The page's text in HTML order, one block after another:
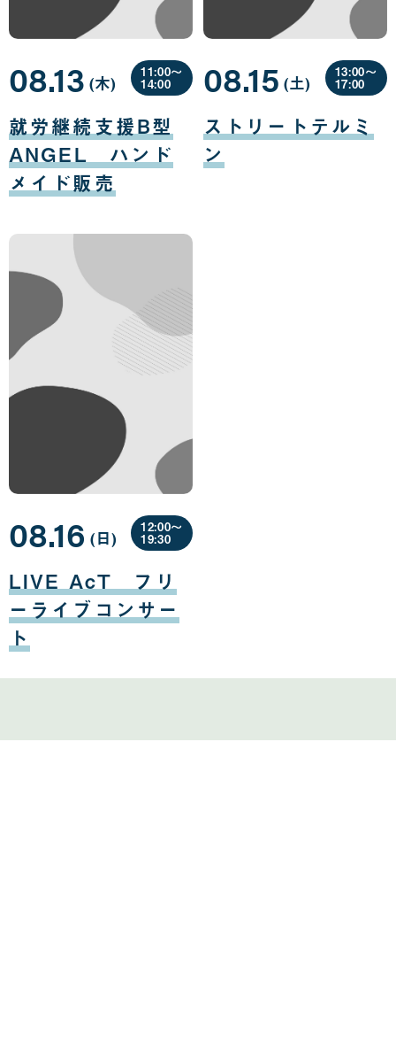
就労継続支援B型
ANGEL ハンド
メイド販売
08.13
月
13
日
(木曜
日
)
11:00〜
14:00
ストリートテルミ
ン
08.15
月
15
日
(土曜
日
)
13:00〜
17:00
LIVE AcT フリ
ーライブコンサー
ト
08.16
月
16
日
(日曜
日
)
12:00〜
19:30